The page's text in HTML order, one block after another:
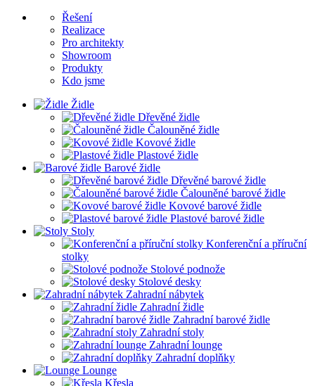
Řešení
Realizace
Pro architekty
Showroom
Produkty
Kdo jsme
Židle
Dřevěné židle
Čalouněné židle
Kovové židle
Plastové židle
Barové židle
Dřevěné barové židle
Čalouněné barové židle
Kovové barové židle
Plastové barové židle
Stoly
Konferenční a příruční
stolky
Stolové podnože
Stolové desky
Zahradní nábytek
Zahradní židle
Zahradní barové židle
Zahradní stoly
Zahradní lounge
Zahradní doplňky
Lounge
Křesla